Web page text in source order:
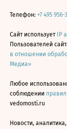
Телефон: +7 495 956-
Сайт использует IP
Пользователей
в отношении
Медиа»
Любое
соблюдении
vedomosti.ru
Новости,